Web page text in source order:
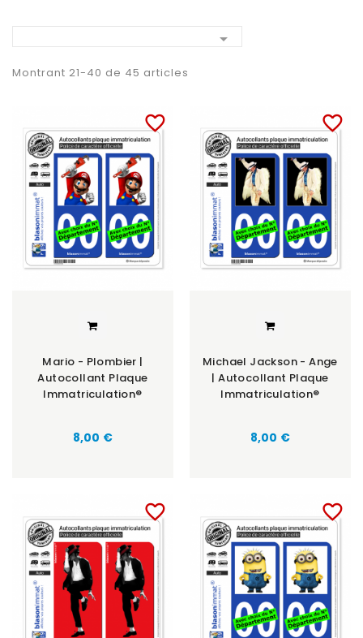

Montrant 21-40 de 45 articles
favorite_border
Mario - Plombier |
Autocollant Plaque
Immatriculation®
8,00 €
favorite_border
Michael Jackson - Ange
| Autocollant Plaque
Immatriculation®
8,00 €
favorite_border favorite_border